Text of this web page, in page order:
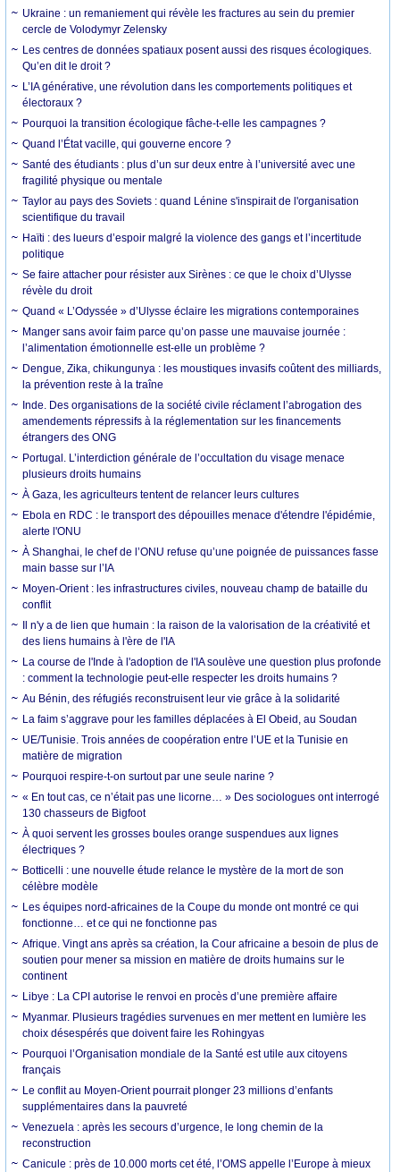
Ukraine : un remaniement qui révèle les fractures au sein du premier
cercle de Volodymyr Zelensky
Les centres de données spatiaux posent aussi des risques écologiques.
Qu’en dit le droit ?
L’IA générative, une révolution dans les comportements politiques et
électoraux ?
Pourquoi la transition écologique fâche-t-elle les campagnes ?
Quand l’État vacille, qui gouverne encore ?
Santé des étudiants : plus d’un sur deux entre à l’université avec une
fragilité physique ou mentale
Taylor au pays des Soviets : quand Lénine s'inspirait de l'organisation
scientifique du travail
Haïti : des lueurs d’espoir malgré la violence des gangs et l’incertitude
politique
Se faire attacher pour résister aux Sirènes : ce que le choix d’Ulysse
révèle du droit
Quand « L’Odyssée » d’Ulysse éclaire les migrations contemporaines
Manger sans avoir faim parce qu’on passe une mauvaise journée :
l’alimentation émotionnelle est-elle un problème ?
Dengue, Zika, chikungunya : les moustiques invasifs coûtent des milliards,
la prévention reste à la traîne
Inde. Des organisations de la société civile réclament l’abrogation des
amendements répressifs à la réglementation sur les financements
étrangers des ONG
Portugal. L’interdiction générale de l’occultation du visage menace
plusieurs droits humains
À Gaza, les agriculteurs tentent de relancer leurs cultures
Ebola en RDC : le transport des dépouilles menace d'étendre l'épidémie,
alerte l'ONU
À Shanghai, le chef de l’ONU refuse qu’une poignée de puissances fasse
main basse sur l’IA
Moyen-Orient : les infrastructures civiles, nouveau champ de bataille du
conflit
Il n'y a de lien que humain : la raison de la valorisation de la créativité et
des liens humains à l'ère de l'IA
La course de l'Inde à l'adoption de l'IA soulève une question plus profonde
: comment la technologie peut-elle respecter les droits humains ?
Au Bénin, des réfugiés reconstruisent leur vie grâce à la solidarité
La faim s’aggrave pour les familles déplacées à El Obeid, au Soudan
UE/Tunisie. Trois années de coopération entre l’UE et la Tunisie en
matière de migration
Pourquoi respire-t-on surtout par une seule narine ?
« En tout cas, ce n’était pas une licorne… » Des sociologues ont interrogé
130 chasseurs de Bigfoot
À quoi servent les grosses boules orange suspendues aux lignes
électriques ?
Botticelli : une nouvelle étude relance le mystère de la mort de son
célèbre modèle
Les équipes nord-africaines de la Coupe du monde ont montré ce qui
fonctionne… et ce qui ne fonctionne pas
Afrique. Vingt ans après sa création, la Cour africaine a besoin de plus de
soutien pour mener sa mission en matière de droits humains sur le
continent
Libye : La CPI autorise le renvoi en procès d’une première affaire
Myanmar. Plusieurs tragédies survenues en mer mettent en lumière les
choix désespérés que doivent faire les Rohingyas
Pourquoi l’Organisation mondiale de la Santé est utile aux citoyens
français
Le conflit au Moyen-Orient pourrait plonger 23 millions d’enfants
supplémentaires dans la pauvreté
Venezuela : après les secours d’urgence, le long chemin de la
reconstruction
Canicule : près de 10.000 morts cet été, l’OMS appelle l’Europe à mieux